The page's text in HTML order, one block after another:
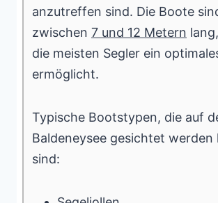
anzutreffen sind. Die Boote
zwischen 7 und 12 Metern
die meisten Segler ein
ermöglicht.
Typische Bootstypen, die auf
Baldeneysee gesichtet werden
sind: